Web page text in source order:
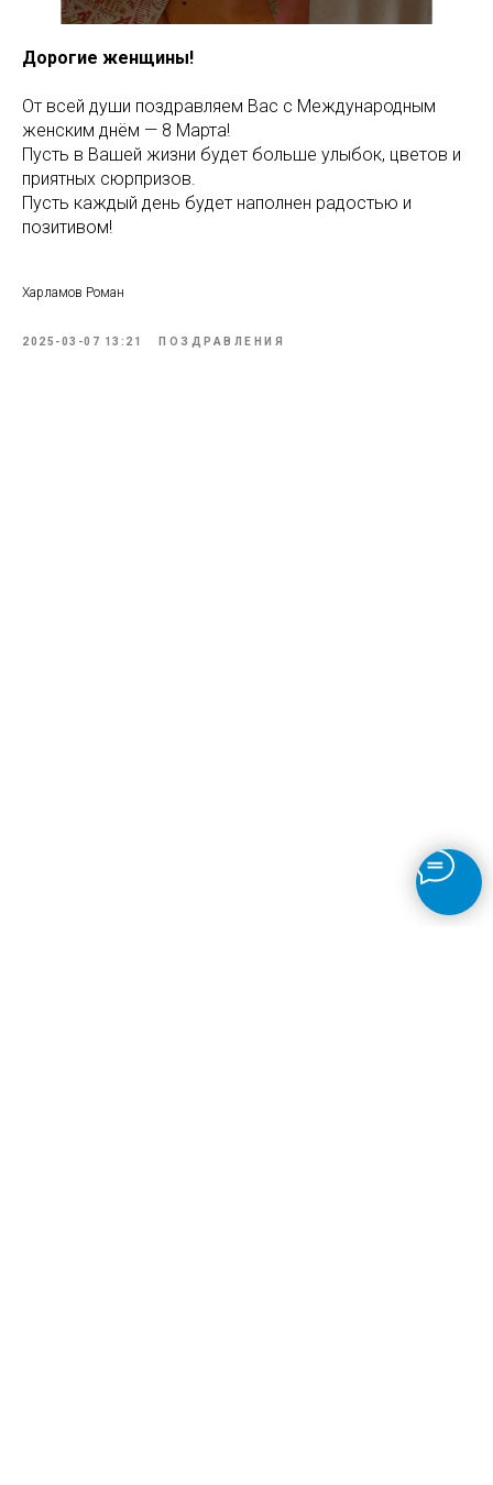
Дорогие женщины!
От всей души поздравляем Вас с Международным
женским днём — 8 Марта!
Пусть в Вашей жизни будет больше улыбок, цветов и
приятных сюрпризов.
Пусть каждый день будет наполнен радостью и
позитивом!
Харламов Роман
2025-03-07 13:21 ПОЗДРАВЛЕНИЯ